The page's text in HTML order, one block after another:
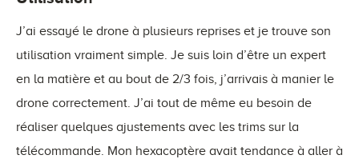
J’ai essayé le drone à plusieurs reprises et je trouve son
utilisation vraiment simple. Je suis loin d’être un expert
en la matière et au bout de 2/3 fois, j’arrivais à manier le
drone correctement. J’ai tout de même eu besoin de
réaliser quelques ajustements avec les trims sur la
télécommande. Mon hexacoptère avait tendance à aller à